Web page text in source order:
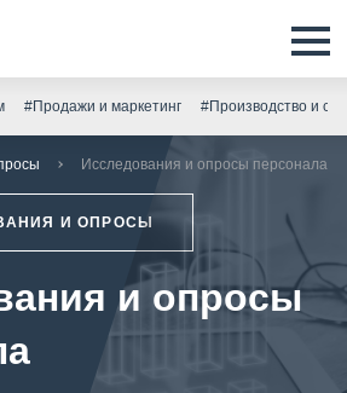
#Продажи и маркетинг #Производство и
Исследования и опросы персонала
И ОПРОСЫ
и опросы